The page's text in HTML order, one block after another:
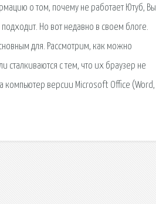
о том, почему не работает Ютуб, Вы
Но вот недавно в своем блоге.
для. Рассмотрим, как можно
сталкиваются с тем, что их браузер не
компьютер версии Microsoft Office (Word,